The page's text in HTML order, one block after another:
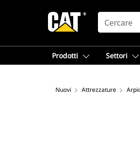
SEARCH
Prodotti Settori
Nuovi Attrezzature